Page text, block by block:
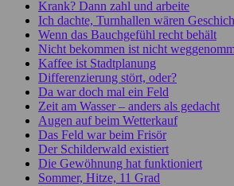
Krank? Dann zahl und arbeite
Ich dachte, Turnhallen wären
Wenn das Bauchgefühl recht behält
Nicht bekommen ist nicht
Kaffee ist Stadtplanung
Differenzierung stört, oder?
Da war doch mal ein Feld
Zeit am Wasser – anders als gedacht
Augen auf beim Wetterkauf
Das Feld war beim Frisör
Der Schilderwald existiert
Die Gewöhnung hat funktioniert
Sommer, Hitze, 11 Grad